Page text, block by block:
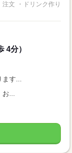
4分）
ます...
お...